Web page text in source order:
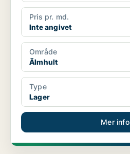
Pris pr. md.
Inte angivet
Område
Älmhult
Type
Lager
Mer info